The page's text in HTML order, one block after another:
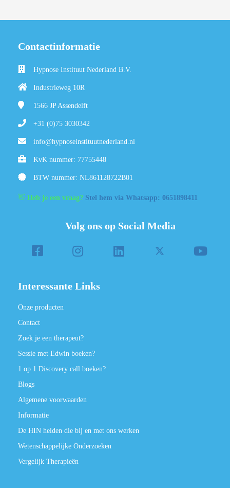
Contactinformatie
Hypnose Instituut Nederland B.V.
Industrieweg 10R
1566 JPAssendelft
+31 (0)75 3030342
info@hypnoseinstituutnederland.nl
KvK nummer: 77755448
BTW nummer: NL861128722B01
👋 Heb je een vraag? Stel hem via Whatsapp: 0651898411
Volg ons op Social Media
Interessante Links
Onze producten
Contact
Zoek je een therapeut?
Sessie met Edwin boeken?
1 op 1 Discovery call boeken?
Blogs
Algemene voorwaarden
Informatie
De HIN helden die bij en met ons werken
Wetenschappelijke Onderzoeken
Vergelijk Therapieën